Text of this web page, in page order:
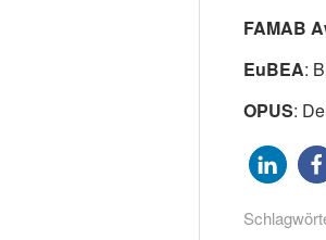
FAMAB
EuBEA:
OPUS: